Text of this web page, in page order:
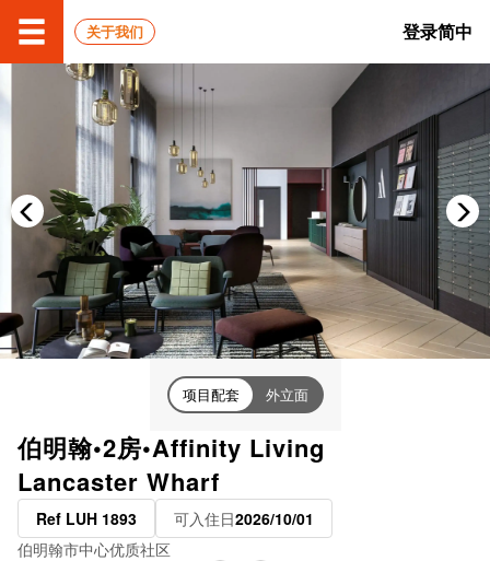
关于我们 登录简中
项目配套 外立面
伯明翰•2房•Affinity Living
Lancaster Wharf
Ref LUH 1893 可入住日2026/10/01
伯明翰市中心优质社区